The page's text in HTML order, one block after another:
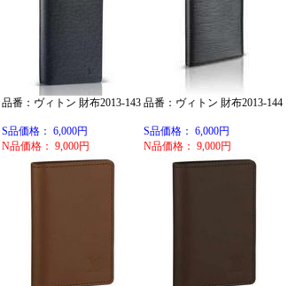
品番：ヴィトン 財布2013-143
S品価格： 6,000円
N品価格： 9,000円
品番：ヴィトン 財布2013-144
S品価格： 6,000円
N品価格： 9,000円